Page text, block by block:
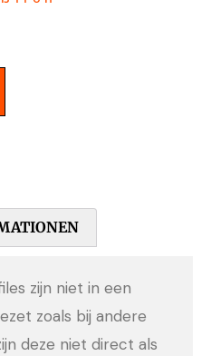
zijn niet in een
zoals bij andere
deze niet direct als